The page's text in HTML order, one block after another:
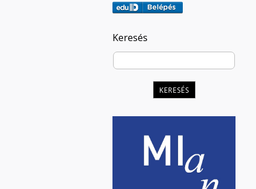
Keresés